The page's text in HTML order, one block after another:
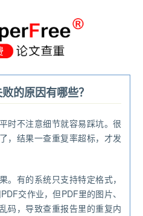
的原因有哪些？
时不注意细节就容易踩坑。很
，结果一查重复率超标，才发
。有的系统只支持特定格式，
交作业，但PDF里的图片、
码，导致查重报告里的重复内